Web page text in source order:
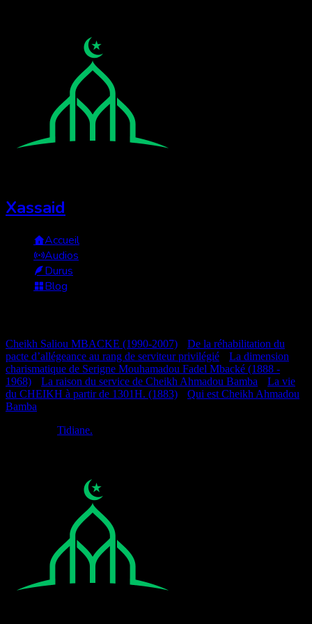
Xassaid
Accueil
Audios
Durus
Blog
Cheikh Saliou MBACKE (1990-2007)
De la réhabilitation du
pacte d’allégeance au rang de serviteur privilégié
La dimension
charismatique de Serigne Mouhamadou Fadel Mbacké (1888 -
1968)
La raison du service de Cheikh Ahmadou Bamba
La vie
du CHEIKH à partir de 1301H. (1883)
Qui est Cheikh Ahmadou
Bamba
Tidiane.